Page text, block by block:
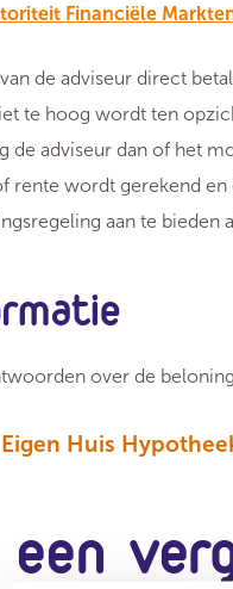
Financiële
de adviseur direct
te hoog wordt ten
de adviseur dan of het
rente wordt gerekend
aan te bieden
over de
Huis